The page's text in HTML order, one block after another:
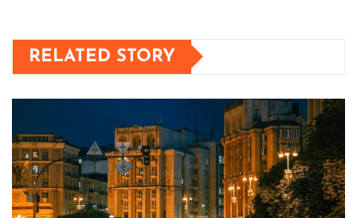
RELATED STORY